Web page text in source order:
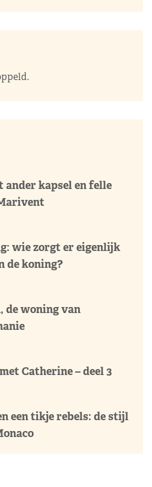
kapsel en felle
wie zorgt er eigenlijk
de koning?
de woning van
Catherine – deel 3
een tikje rebels: de stijl